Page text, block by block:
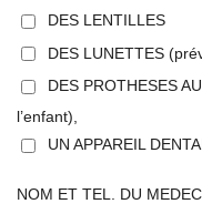
DES LENTILLES
DES LUNETTES
DES PROTHESES
l’enfant),
UN APPAREIL
NOM ET TEL. DU